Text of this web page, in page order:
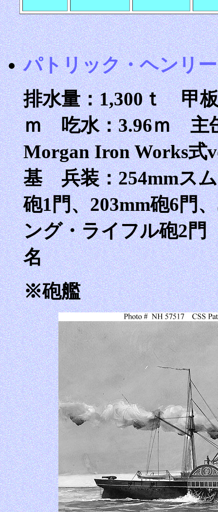
パトリック・ヘンリ
排水量：1,300ｔ 甲
ｍ 吃水：3.96ｍ 主
Morgan Iron Works式
基 兵装：254mmス
砲1門、203mm砲6門
ング・ライフル砲2
名
※砲艦